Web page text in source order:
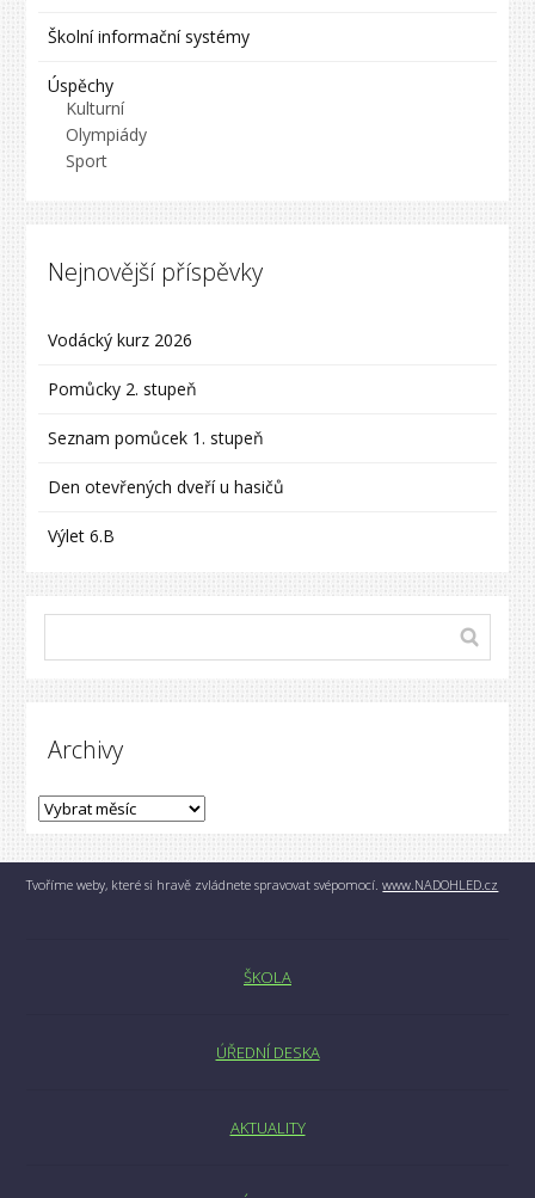
Školní informační systémy
Úspěchy
Kulturní
Olympiády
Sport
Nejnovější příspěvky
Vodácký kurz 2026
Pomůcky 2. stupeň
Seznam pomůcek 1. stupeň
Den otevřených dveří u hasičů
Výlet 6.B
Archivy
Tvoříme weby, které si hravě zvládnete spravovat svépomocí.www.NADOHLED.cz
ŠKOLA
ÚŘEDNÍ DESKA
AKTUALITY